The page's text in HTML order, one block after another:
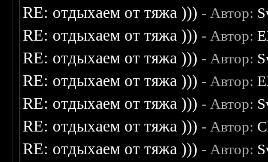
RE: отдыхаем от тяжа ))) - Автор:
RE: отдыхаем от тяжа ))) - Автор:
RE: отдыхаем от тяжа ))) - Автор:
RE: отдыхаем от тяжа ))) - Автор:
RE: отдыхаем от тяжа ))) - Автор:
RE: отдыхаем от тяжа ))) - Автор:
RE: отдыхаем от тяжа ))) - Автор: